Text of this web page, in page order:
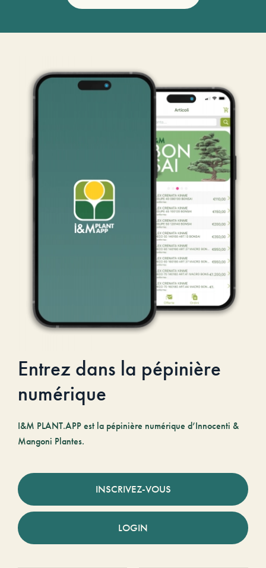
Entrez dans la pépinière
numérique
I&M PLANT.APP est la pépinière numérique d’Innocenti &
Mangoni Plantes.
INSCRIVEZ-VOUS
LOGIN